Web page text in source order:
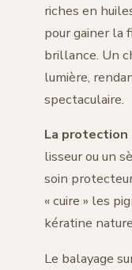
riches en
pour gainer la
brillance. Un
lumière,
spectaculaire.
La protection
lisseur ou un
soin
« cuire » les
kératine
Le balayage